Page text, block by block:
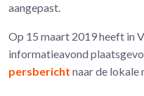
aangepast.
Op 15 maart 2019 heeft in
informatieavond
persbericht naar de lokale